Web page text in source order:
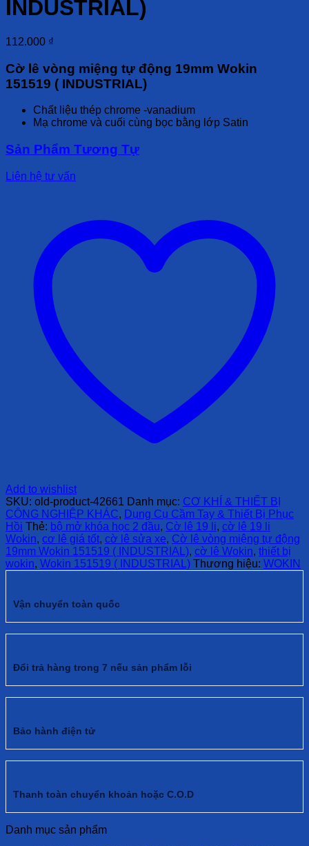
INDUSTRIAL)
112.000 ₫
Cờ lê vòng miệng tự động 19mm Wokin
151519 ( INDUSTRIAL)
Chất liệu thép chrome -vanadium
Mạ chrome và cuối cùng bọc bằng lớp Satin
Sản Phẩm Tương Tự
Liên hệ tư vấn
Add to wishlist
SKU: old-product-42661 Danh mục: CƠ KHÍ & THIẾT BỊ
CÔNG NGHIỆP KHÁC, Dụng Cụ Cầm Tay & Thiết Bị Phục
Hồi Thẻ: bộ mở khóa học 2 đầu, Cờ lê 19 li, cờ lê 19 li
Wokin, cơ lê giá tốt, cờ lê sửa xe, Cờ lê vòng miệng tự động
19mm Wokin 151519 ( INDUSTRIAL), cờ lê Wokin, thiết bị
wokin, Wokin 151519 ( INDUSTRIAL) Thương hiệu: WOKIN
Vận chuyển toàn quốc
Đổi trả hàng trong 7 nếu sản phẩm lỗi
Bảo hành điện tử
Thanh toàn chuyển khoản hoặc C.O.D
Danh mục sản phẩm